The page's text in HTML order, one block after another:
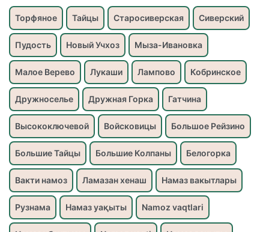
Торфяное Тайцы Старосиверская Сиверский
Пудость Новый Учхоз Мыза-Ивановка
Малое Верево Лукаши Лампово Кобринское
Дружноселье Дружная Горка Гатчина
Высокоключевой Войсковицы Большое Рейзино
Большие Тайцы Большие Колпаны Белогорка
Вакти намоз Ламазан хенаш Намаз вакытлары
Рузнама Намаз уақыты Namoz vaqtlari